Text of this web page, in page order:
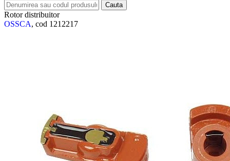
Rotor distribuitor
OSSCA, cod 1212217